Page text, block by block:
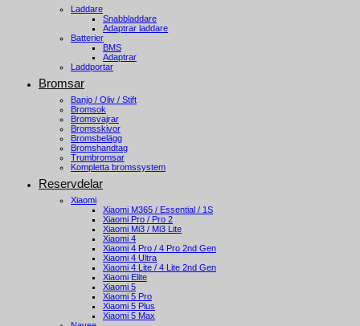
Laddare
Snabbladdare
Adaptrar laddare
Batterier
BMS
Adaptrar
Laddportar
Bromsar
Banjo / Oliv / Stift
Bromsok
Bromsvajrar
Bromsskivor
Bromsbelägg
Bromshandtag
Trumbromsar
Kompletta bromssystem
Reservdelar
Xiaomi
Xiaomi M365 / Essential / 1S
Xiaomi Pro / Pro 2
Xiaomi Mi3 / Mi3 Lite
Xiaomi 4
Xiaomi 4 Pro / 4 Pro 2nd Gen
Xiaomi 4 Ultra
Xiaomi 4 Lite / 4 Lite 2nd Gen
Xiaomi Elite
Xiaomi 5
Xiaomi 5 Pro
Xiaomi 5 Plus
Xiaomi 5 Max